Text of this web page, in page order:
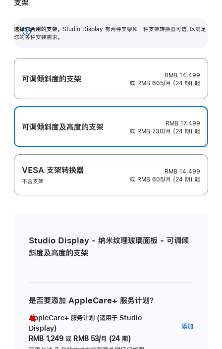
支架
选择你合用的支架。 Studio Display 有两种支架和一种支架转换器可选，以满足
你的各种安装需求。
展
可调倾斜度的支架
RMB 14,499
或 RMB 605/月 (24 期) 起
可调倾斜度及高‍度的支‍架
RMB 17,499
或 RMB 730/月 (24 期) 起
VESA 支架转换器
不含支架
RMB 14,499
或 RMB 605/月 (24 期) 起
Studio Display - 纳米纹理玻璃面板 - 可调倾
斜度及高度的支架
是否要添加 AppleCare+ 服务计划？
AppleCare+ 服务计划 (适用于 Studio
Display)
RMB 1,249 或 RMB 53/月 (24 期)
添加